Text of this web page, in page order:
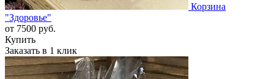
Корзина
"Здоровье"
от 7500 руб.
Купить
Заказать в 1 клик